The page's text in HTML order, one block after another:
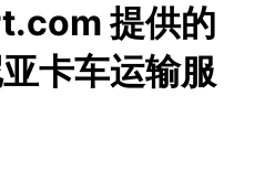
提供的
卡车运输服